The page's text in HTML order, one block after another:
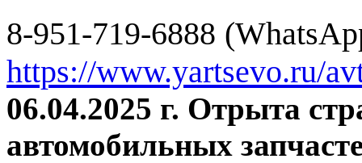
8-951-719-6888
https://www.yartsevo.ru/
06.04.2025 г. Отрыта
автомобильных